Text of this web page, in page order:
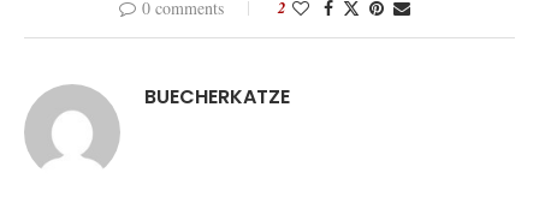
0 comments 2
BUECHERKATZE